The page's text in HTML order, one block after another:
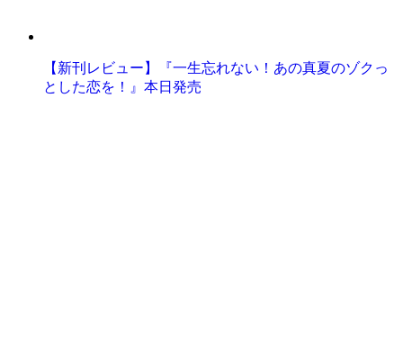
【新刊レビュー】『一生忘れない！あの真夏のゾクっ
とした恋を！』本日発売